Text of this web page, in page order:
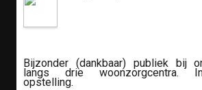
Bijzonder (dankbaar) publiek bij
langs drie woonzorgcentra.
opstelling.